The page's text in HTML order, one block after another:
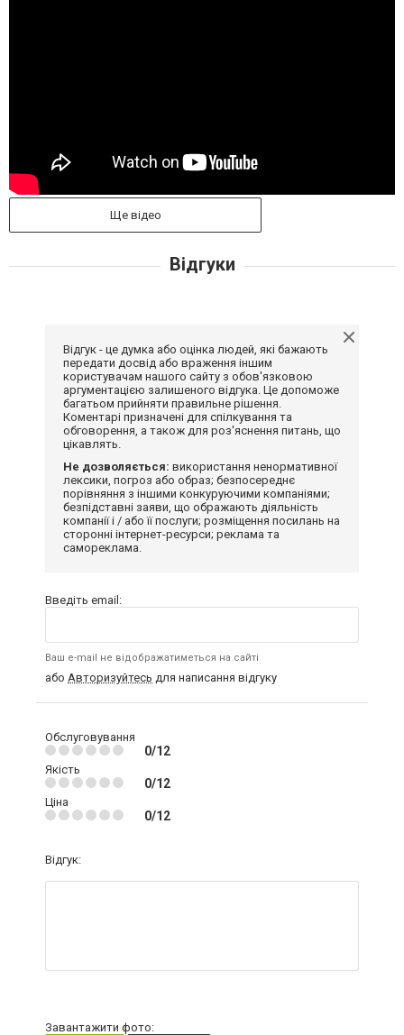
Ще відео
Відгуки
Відгук - це думка або оцінка людей, які бажають
передати досвід або враження іншим
користувачам нашого сайту з обов'язковою
аргументацією залишеного відгука. Це допоможе
багатьом прийняти правильне рішення.
Коментарі призначені для спілкування та
обговорення, а також для роз'яснення питань, що
цікавлять.
Не дозволяється: використання ненормативної
лексики, погроз або образ; безпосереднє
порівняння з іншими конкуруючими компаніями;
безпідставні заяви, що ображають діяльність
компанії і / або її послуги; розміщення посилань на
сторонні інтернет-ресурси; реклама та
самореклама.
Введіть email:
Ваш e-mail не відображатиметься на сайті
або Авторизуйтесь для написання відгуку
Обслуговування
0/12
Якість
0/12
Ціна
0/12
Відгук:
Завантажити фото: